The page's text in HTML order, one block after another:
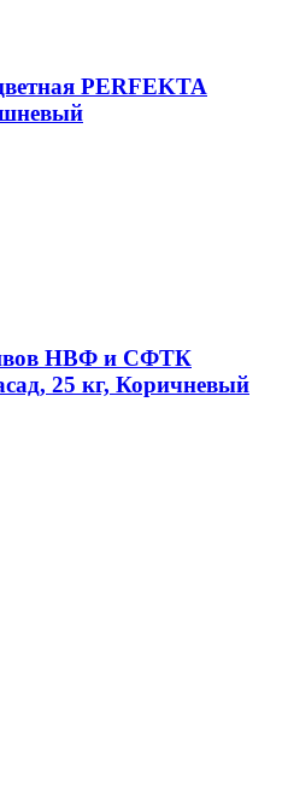
PERFEKTA
НВФ и СФТК
25 кг, Коричневый